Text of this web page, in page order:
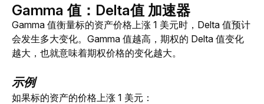
Gamma 值：Delta值 加速器
Gamma 值衡量标的资产价格上涨 1 美元时，Delta 值预计
会发生多大变化。Gamma 值越高，期权的 Delta 值变化
越大，也就意味着期权价格的变化越大。
示例
如果标的资产的价格上涨 1 美元：